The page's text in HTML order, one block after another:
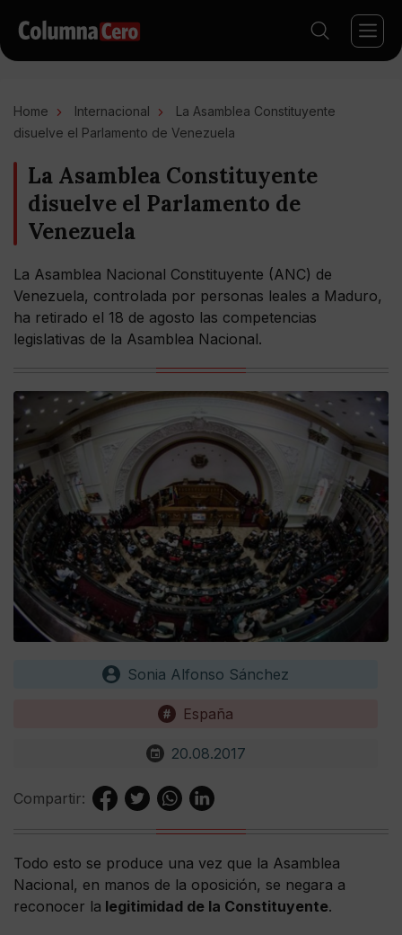
Home Internacional
La Asamblea Constituyente
disuelve el Parlamento de Venezuela
La Asamblea Constituyente
disuelve el Parlamento de
Venezuela
La Asamblea Nacional Constituyente (ANC) de
Venezuela, controlada por personas leales a Maduro,
ha retirado el 18 de agosto las competencias
legislativas de la Asamblea Nacional.
Sonia Alfonso Sánchez
España
20.08.2017
Compartir:
Todo esto se produce una vez que la Asamblea
Nacional, en manos de la oposición, se negara a
reconocer la legitimidad de la Constituyente.